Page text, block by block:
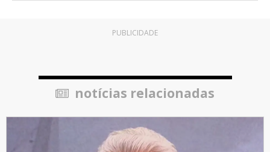
PUBLICIDADE
notícias relacionadas